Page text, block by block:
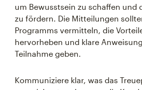
um Bewusstsein zu schaffen und
zu fördern. Die Mitteilungen
Programms vermitteln, die
hervorheben und klare
Teilnahme geben.
Kommuniziere klar, was das